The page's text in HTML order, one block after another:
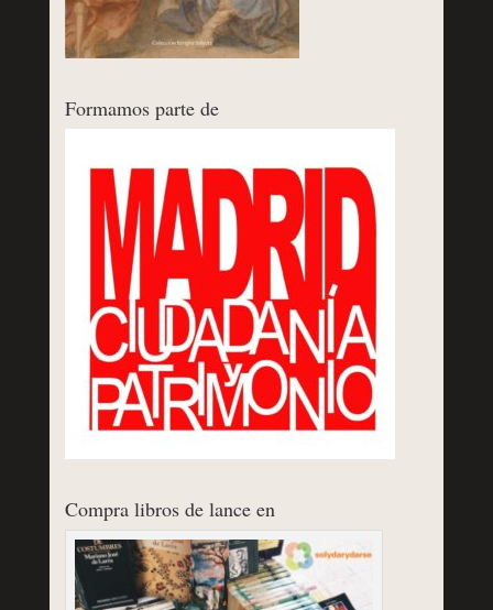
Formamos parte de
Compra libros de lance en